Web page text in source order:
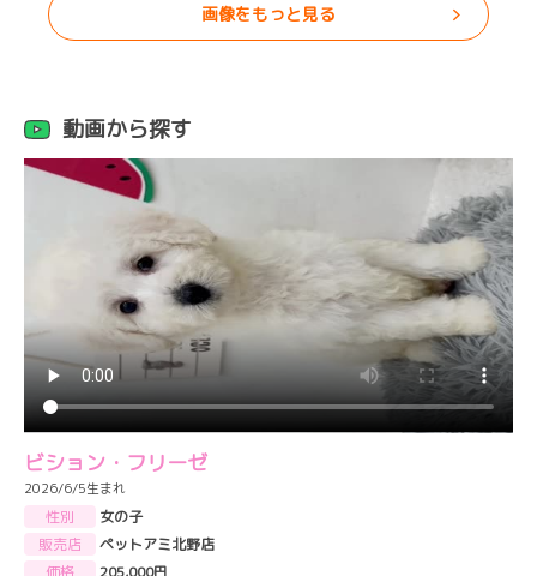
画像をもっと見る
動画から探す
ビション・フリーゼ
2026/6/5生まれ
性別
女の子
販売店
ペットアミ北野店